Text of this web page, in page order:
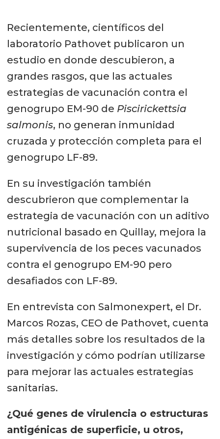
Recientemente, científicos del
laboratorio Pathovet publicaron un
estudio en donde descubieron, a
grandes rasgos, que las actuales
estrategias de vacunación contra el
genogrupo EM-90 de Piscirickettsia
salmonis, no generan inmunidad
cruzada y protección completa para el
genogrupo LF-89.
En su investigación también
descubrieron que complementar la
estrategia de vacunación con un aditivo
nutricional basado en Quillay, mejora la
supervivencia de los peces vacunados
contra el genogrupo EM-90 pero
desafiados con LF-89.
En entrevista con Salmonexpert, el Dr.
Marcos Rozas, CEO de Pathovet, cuenta
más detalles sobre los resultados de la
investigación y cómo podrían utilizarse
para mejorar las actuales estrategias
sanitarias.
¿Qué genes de virulencia o estructuras
antigénicas de superficie, u otros,